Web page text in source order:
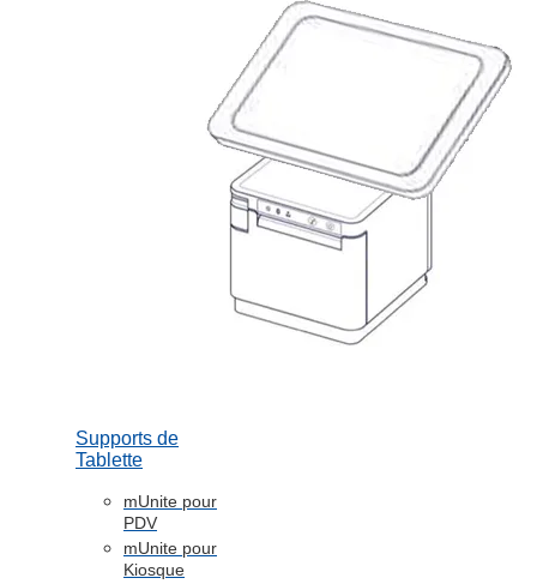
Supports de
Tablette
mUnite pour
PDV
mUnite pour
Kiosque